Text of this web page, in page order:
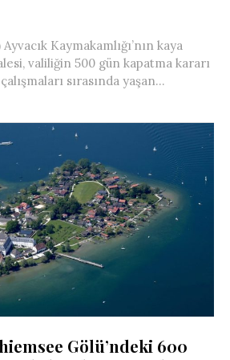
Kaymakamlığı’nın kaya
valiliğin 500 gün kapatma kararı
sırasında yaşan...
Gölü’ndeki 600